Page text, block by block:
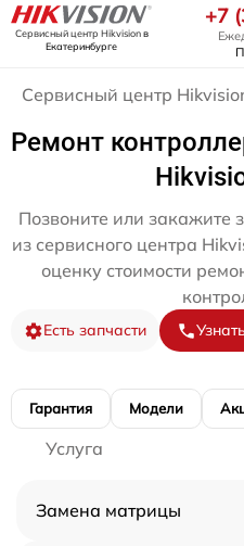
Сервисный центр Hikvisionв
Екатеринбурге
+7
Сервисный центр
Ремонт
Позвоните или закажите
из сервисного центра
оценку стоимости
Есть запчасти
Гарантия Модели
Услуга
Замена матрицы